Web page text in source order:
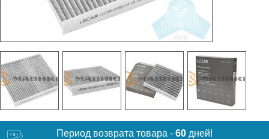
Период возврата товара - 60 дней!